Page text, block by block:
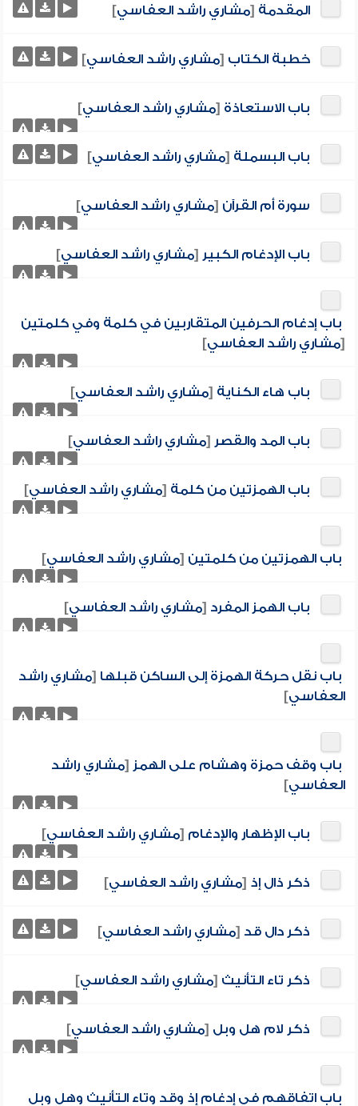
المقدمة [مشاري راشد العفاسي]
خطبة الكتاب [مشاري راشد العفاسي]
باب الاستعاذة [مشاري راشد العفاسي]
باب البسملة [مشاري راشد العفاسي]
سورة أم القرآن [مشاري راشد العفاسي]
باب الإدغام الكبير [مشاري راشد العفاسي]
باب إدغام الحرفين المتقاربين في كلمة وفي كلمتين
[مشاري راشد العفاسي]
باب هاء الكناية [مشاري راشد العفاسي]
باب المد والقصر [مشاري راشد العفاسي]
باب الهمزتين من كلمة [مشاري راشد العفاسي]
باب الهمزتين من كلمتين [مشاري راشد العفاسي]
باب الهمز المفرد [مشاري راشد العفاسي]
باب نقل حركة الهمزة إلى الساكن قبلها [مشاري راشد
العفاسي]
باب وقف حمزة وهشام على الهمز [مشاري راشد
العفاسي]
باب الإظهار والإدغام [مشاري راشد العفاسي]
ذكر ذال إذ [مشاري راشد العفاسي]
ذكر دال قد [مشاري راشد العفاسي]
ذكر تاء التأنيث [مشاري راشد العفاسي]
ذكر لام هل وبل [مشاري راشد العفاسي]
باب اتفاقهم في إدغام إذ وقد وتاء التأنيث وهل وبل